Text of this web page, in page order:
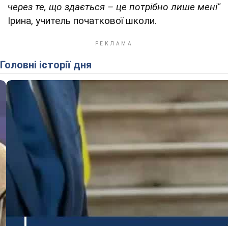
через те, що здається – це потрібно лише мені"
Ірина, учитель початкової школи.
Головні історії дня